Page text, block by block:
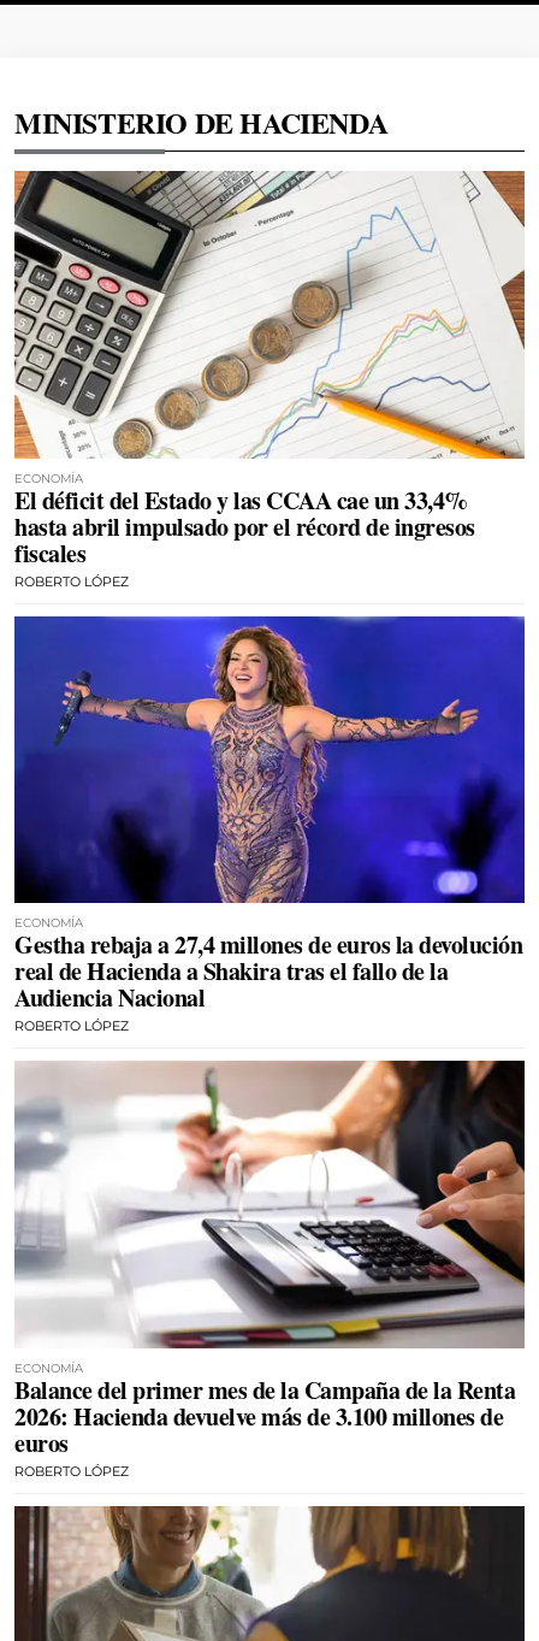
MINISTERIO DE HACIENDA
ECONOMÍA
El déficit del Estado y las CCAA cae un 33,4%
hasta abril impulsado por el récord de ingresos
fiscales
ROBERTO LÓPEZ
ECONOMÍA
Gestha rebaja a 27,4 millones de euros la devolución
real de Hacienda a Shakira tras el fallo de la
Audiencia Nacional
ROBERTO LÓPEZ
ECONOMÍA
Balance del primer mes de la Campaña de la Renta
2026: Hacienda devuelve más de 3.100 millones de
euros
ROBERTO LÓPEZ